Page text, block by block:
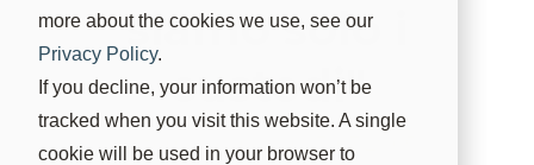
more about the cookies we use, see our
Privacy Policy.
If you decline, your information won’t be
tracked when you visit this website. A single
cookie will be used in your browser to
siamo solo i
custodi"
Suterra 24 nov 2023, 03:29:05